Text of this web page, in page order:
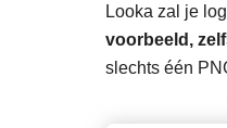
Looka zal je
voorbeeld,
slechts één